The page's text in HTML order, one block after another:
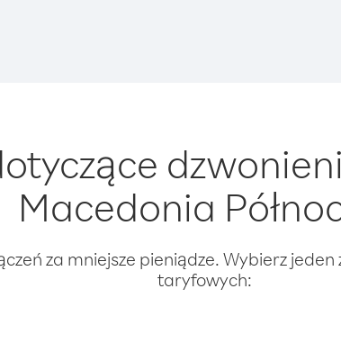
Macedonia
za mniejsze pieniądze. Wybierz
taryfowych: